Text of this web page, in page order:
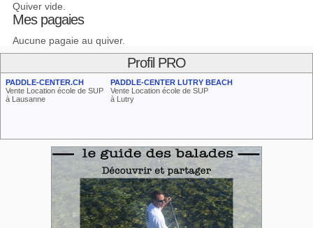
Quiver vide.
Mes pagaies
Aucune pagaie au quiver.
Profil PRO
PADDLE-CENTER.CH
Vente Location école de SUP
à Lausanne
PADDLE-CENTER LUTRY BEACH
Vente Location école de SUP
à Lutry